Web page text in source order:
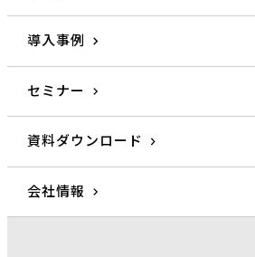
導入事例
セミナー
資料ダウンロード
会社情報